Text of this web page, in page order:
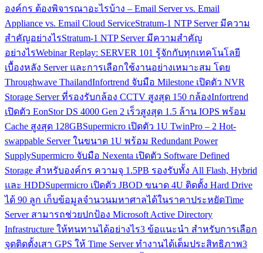
องค์กร ต้องพิจารณาอะไรบ้าง – Email Server vs. Email
Appliance vs. Email Cloud ServiceStratum-1 NTP Server มีความ
สำคัญอย่างไรStratum-1 NTP Server มีความสำคัญ
อย่างไรWebinar Replay: SERVER 101 รู้จักกับทุกเทคโนโลยี
เบื้องหลัง Server และการเลือกใช้งานอย่างเหมาะสม โดย
Throughwave ThailandInfortrend จับมือ Milestone เปิดตัว NVR
Storage Server ที่รองรับกล้อง CCTV สูงสุด 150 กล้องInfortrend
เปิดตัว EonStor DS 4000 Gen 2 เร็วสูงสุด 1.5 ล้าน IOPS พร้อม
Cache สูงสุด 128GBSupermicro เปิดตัว 1U TwinPro – 2 Hot-
swappable Server ในขนาด 1U พร้อม Redundant Power
SupplySupermicro จับมือ Nexenta เปิดตัว Software Defined
Storage สำหรับองค์กร ความจุ 1.5PB รองรับทั้ง All Flash, Hybrid
และ HDDSupermicro เปิดตัว JBOD ขนาด 4U ติดตั้ง Hard Drive
ได้ 90 ลูก เก็บข้อมูลจำนวนมหาศาลได้ในราคาประหยัดTime
Server สามารถช่วยปกป้อง Microsoft Active Directory
Infrastructure ให้ทนทานได้อย่างไร3 ข้อแนะนำ สำหรับการเลือก
จุดติดตั้งเสา GPS ให้ Time Server ทำงานได้เต็มประสิทธิภาพ3